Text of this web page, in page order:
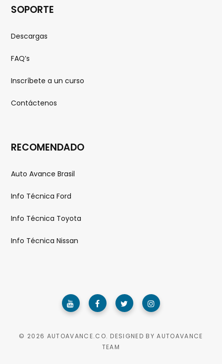
SOPORTE
Descargas
FAQ’s
Inscríbete a un curso
Contáctenos
RECOMENDADO
Auto Avance Brasil
Info Técnica Ford
Info Técnica Toyota
Info Técnica Nissan
© 2026 AUTOAVANCE.CO. DESIGNED BY AUTOAVANCE
TEAM